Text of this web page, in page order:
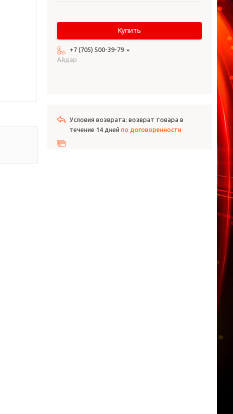
Купить
+7 (705) 500-39-79
Айдар
возврат товара в
течение 14 дней по договоренности